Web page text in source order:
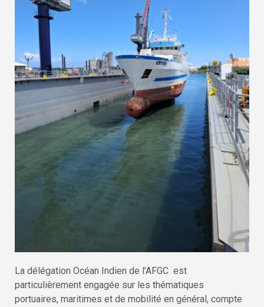
La délégation Océan Indien de l’AFGC est
particulièrement engagée sur les thématiques
portuaires, maritimes et de mobilité en général, compte